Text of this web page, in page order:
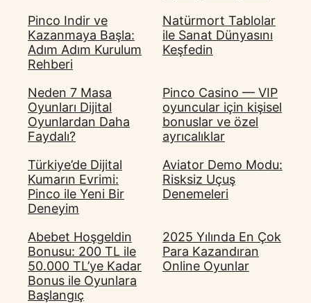
Pinco Indir ve
Kazanmaya Başla:
Adım Adım Kurulum
Rehberi
Natürmort Tablolar
ile Sanat Dünyasını
Keşfedin
Neden 7 Masa
Oyunları Dijital
Oyunlardan Daha
Faydalı?
Pinco Casino — VIP
oyuncular için kişisel
bonuslar ve özel
ayrıcalıklar
Türkiye’de Dijital
Kumarın Evrimi:
Pinco ile Yeni Bir
Deneyim
Aviator Demo Modu:
Risksiz Uçuş
Denemeleri
Abebet Hoşgeldin
Bonusu: 200 TL ile
50.000 TL’ye Kadar
Bonus ile Oyunlara
Başlangıç
2025 Yılında En Çok
Para Kazandıran
Online Oyunlar